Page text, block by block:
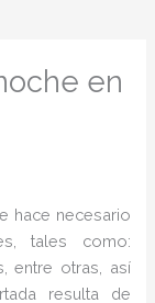
en
hace necesario
tales como:
entre otras, así
resulta de